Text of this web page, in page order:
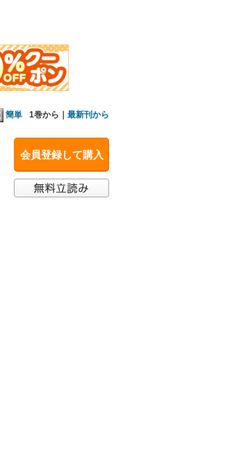
簡単 1巻から｜ 最新刊から
会員登録して購入